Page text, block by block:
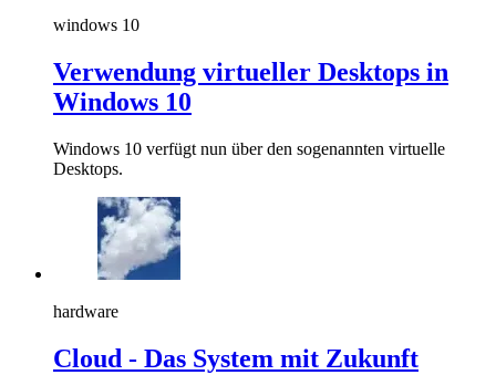
windows 10
Verwendung virtueller Desktops in
Windows 10
Windows 10 verfügt nun über den sogenannten virtuelle
Desktops.
hardware
Cloud - Das System mit Zukunft